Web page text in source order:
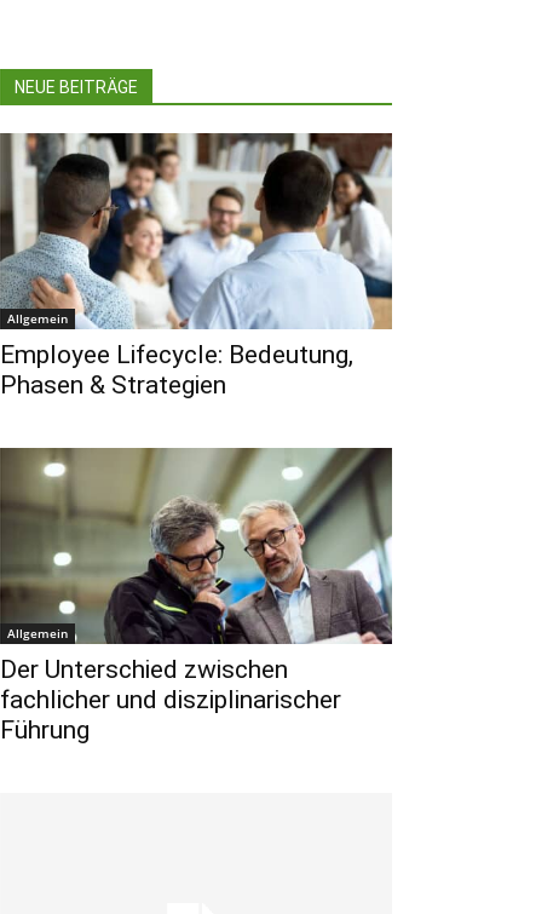
NEUE BEITRÄGE
Allgemein
Employee Lifecycle: Bedeutung,
Phasen & Strategien
Allgemein
Der Unterschied zwischen
fachlicher und disziplinarischer
Führung